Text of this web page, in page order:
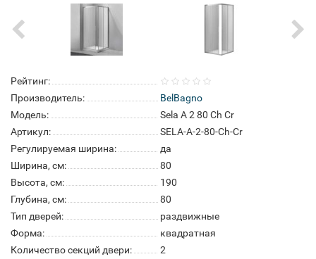
Рейтинг:
Производитель:
BelBagno
Модель:
Sela A 2 80 Ch Cr
Артикул:
SELA-A-2-80-Ch-Cr
Регулируемая ширина:
да
Ширина, см:
80
Высота, см:
190
Глубина, см:
80
Тип дверей:
раздвижные
Форма:
квадратная
Количество секций двери:
2